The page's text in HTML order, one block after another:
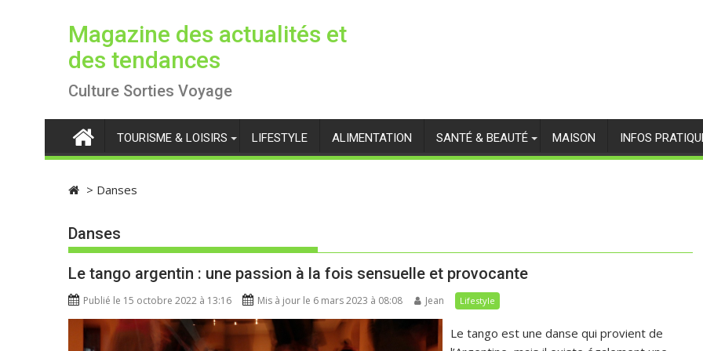
c
n
Magazine des actualités et
des tendances
Culture Sorties Voyage
TOURISME & LOISIRS LIFESTYLE ALIMENTATION SANTÉ & BEAUTÉ MAISON INFOS
> Danses
Danses
Le tango argentin : une passion à la fois sensuelle et provocante
Publié le 15 octobre 2022 à 13:16 Mis à jour le 6 mars 2023 à 08:08 Jean Lifestyle
Le tango est une danse qui provient de